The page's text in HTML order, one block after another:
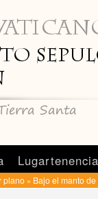
plano » Bajo el manto